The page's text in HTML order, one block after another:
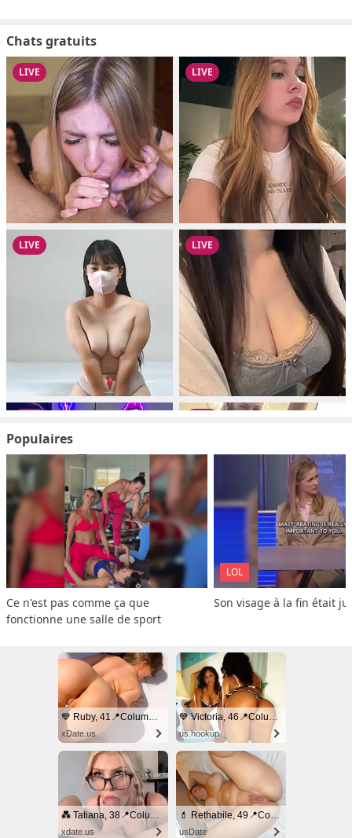
Chats gratuits
Populaires
Ce n'est pas comme ça que
fonctionne une salle de sport
LOL
Son visage à la fin était